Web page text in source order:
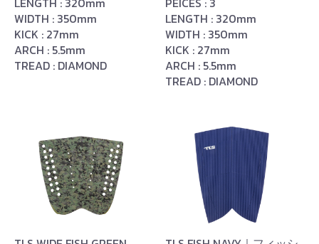
WIDTH : 350mm
KICK : 27mm
ARCH : 5.5mm
TREAD : DIAMOND
LENGTH : 320mm
WIDTH : 350mm
KICK : 27mm
ARCH : 5.5mm
TREAD : DIAMOND